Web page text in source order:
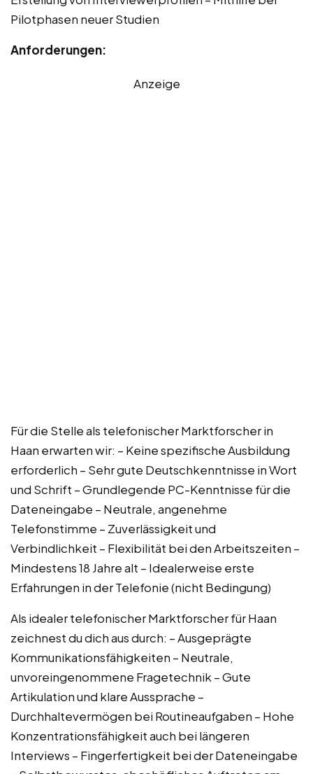
Pilotphasen neuer Studien
Anforderungen:
Anzeige
Für die Stelle als telefonischer Marktforscher in
Haan erwarten wir: – Keine spezifische Ausbildung
erforderlich – Sehr gute Deutschkenntnisse in Wort
und Schrift – Grundlegende PC-Kenntnisse für die
Dateneingabe – Neutrale, angenehme
Telefonstimme – Zuverlässigkeit und
Verbindlichkeit – Flexibilität bei den Arbeitszeiten –
Mindestens 18 Jahre alt – Idealerweise erste
Erfahrungen in der Telefonie (nicht Bedingung)
Als idealer telefonischer Marktforscher für Haan
zeichnest du dich aus durch: – Ausgeprägte
Kommunikationsfähigkeiten – Neutrale,
unvoreingenommene Fragetechnik – Gute
Artikulation und klare Aussprache –
Durchhaltevermögen bei Routineaufgaben – Hohe
Konzentrationsfähigkeit auch bei längeren
Interviews – Fingerfertigkeit bei der Dateneingabe